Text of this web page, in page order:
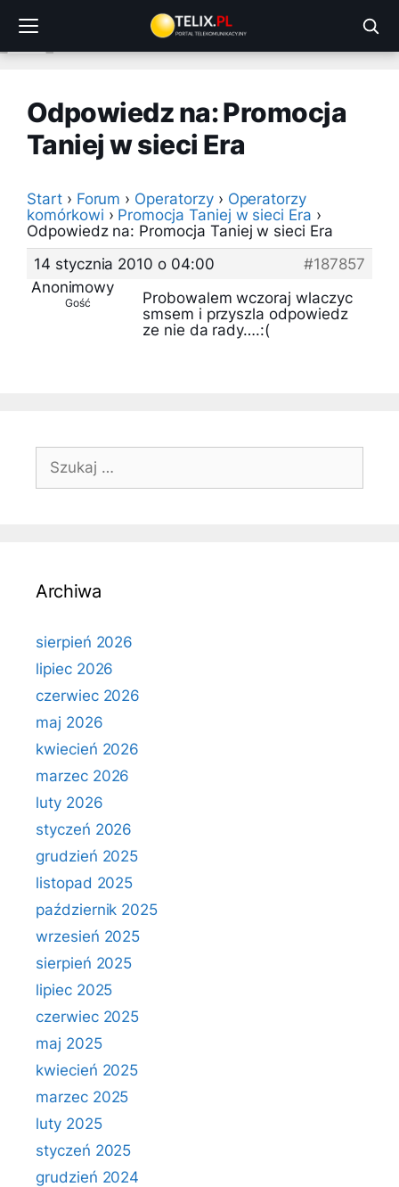
treści
Odpowiedz na: Promocja
Taniej w sieci Era
Start › Forum › Operatorzy › Operatorzy
komórkowi › Promocja Taniej w sieci Era ›
Odpowiedz na: Promocja Taniej w sieci Era
14 stycznia 2010 o 04:00
#187857
Anonimowy
Gość
Probowalem wczoraj wlaczyc
smsem i przyszla odpowiedz
ze nie da rady….:(
Szukaj:
Archiwa
sierpień 2026
lipiec 2026
czerwiec 2026
maj 2026
kwiecień 2026
marzec 2026
luty 2026
styczeń 2026
grudzień 2025
listopad 2025
październik 2025
wrzesień 2025
sierpień 2025
lipiec 2025
czerwiec 2025
maj 2025
kwiecień 2025
marzec 2025
luty 2025
styczeń 2025
grudzień 2024